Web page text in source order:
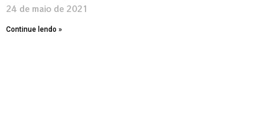
24 de maio de 2021
Continue lendo »